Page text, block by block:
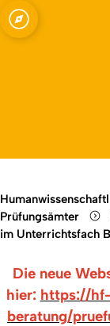
Open quicklink
Prüfungsämter
im Unterrichtsfach
Die neue
hier: https://
beratung/